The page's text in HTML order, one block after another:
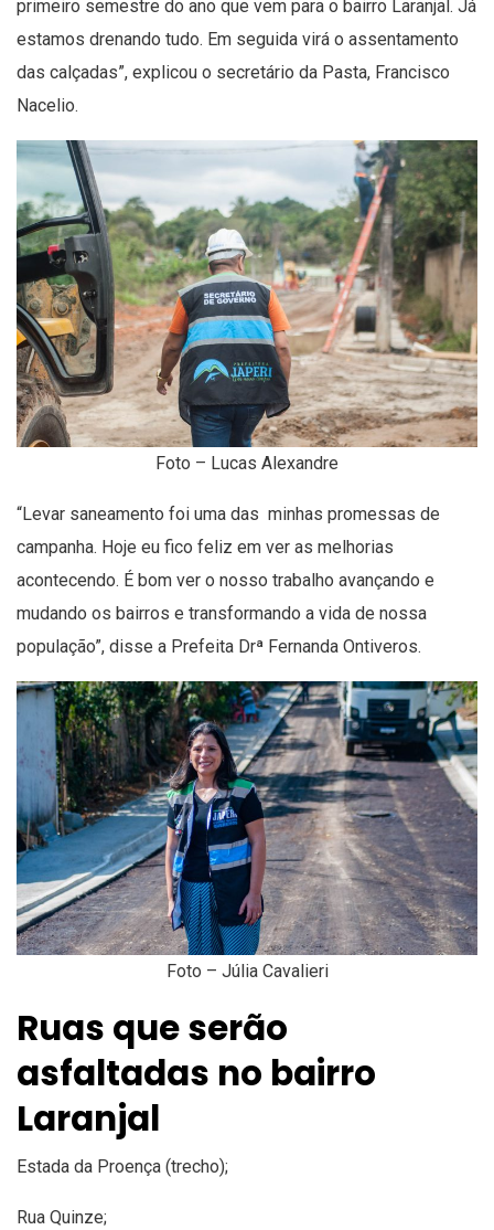
primeiro semestre do ano que vem para o bairro Laranjal. Já
estamos drenando tudo. Em seguida virá o assentamento
das calçadas”, explicou o secretário da Pasta, Francisco
Nacelio.
Foto – Lucas Alexandre
“Levar saneamento foi uma das minhas promessas de
campanha. Hoje eu fico feliz em ver as melhorias
acontecendo. É bom ver o nosso trabalho avançando e
mudando os bairros e transformando a vida de nossa
população”, disse a Prefeita Drª Fernanda Ontiveros.
Foto – Júlia Cavalieri
Ruas que serão
asfaltadas no bairro
Laranjal
Estada da Proença (trecho);
Rua Quinze;